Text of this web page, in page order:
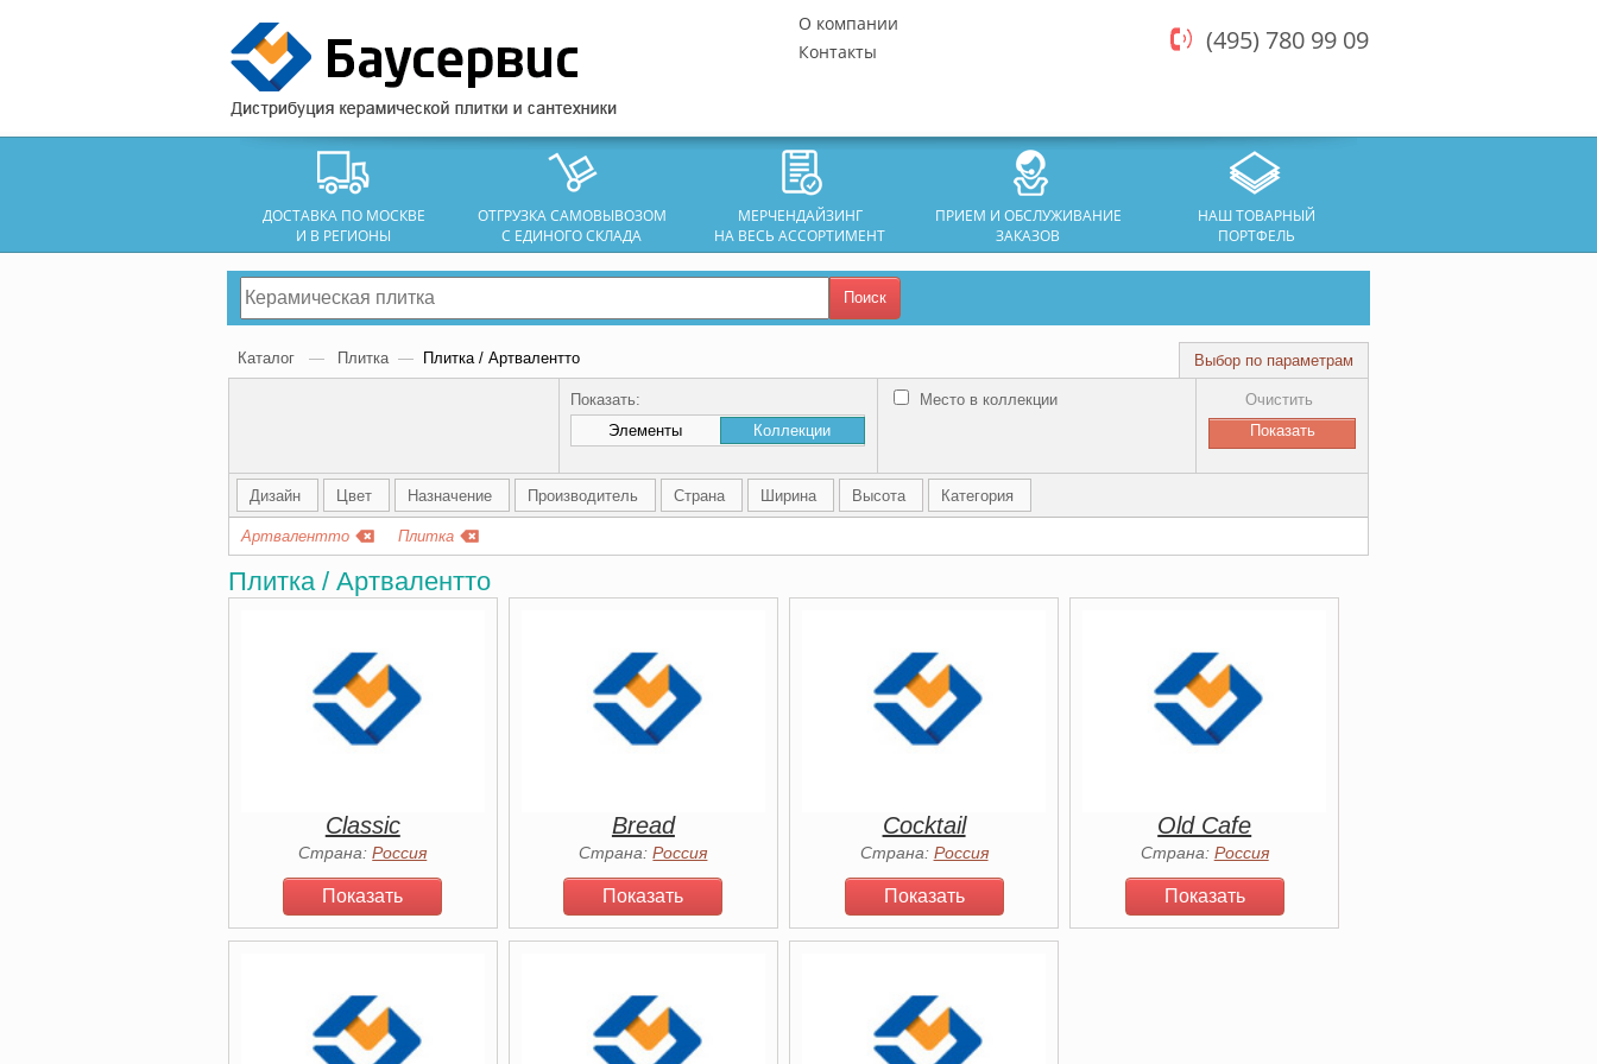
О компании
Контакты
(495) 780 99 09
ДОСТАВКА ПО МОСКВЕ
И В РЕГИОНЫ
ОТГРУЗКА САМОВЫВОЗОМ
С ЕДИНОГО СКЛАДА
МЕРЧЕНДАЙЗИНГ
НА ВЕСЬ АССОРТИМЕНТ
ПРИЕМ И ОБСЛУЖИВАНИЕ
ЗАКАЗОВ
НАШ ТОВАРНЫЙ
ПОРТФЕЛЬ
Поиск
Каталог — Плитка — Плитка / Артвалентто Выбор по параметрам
Показать:
Элементы
Коллекции
Место в коллекции Очистить
Дизайн Цвет Назначение Производитель Страна Ширина Высота Категория
Артвалентто Плитка
Плитка / Артвалентто
Classic
Страна:Россия
Показать
Bread
Страна:Россия
Показать
Cocktail
Страна: Россия
Показать
Old Cafe
Страна: Россия
Показать